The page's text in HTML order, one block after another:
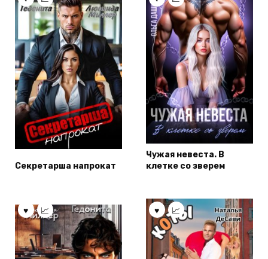
Секретарша напрокат
Чужая невеста. В
клетке со зверем